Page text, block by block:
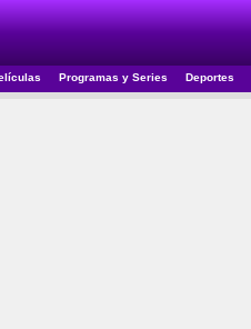
Programas y Series Deportes